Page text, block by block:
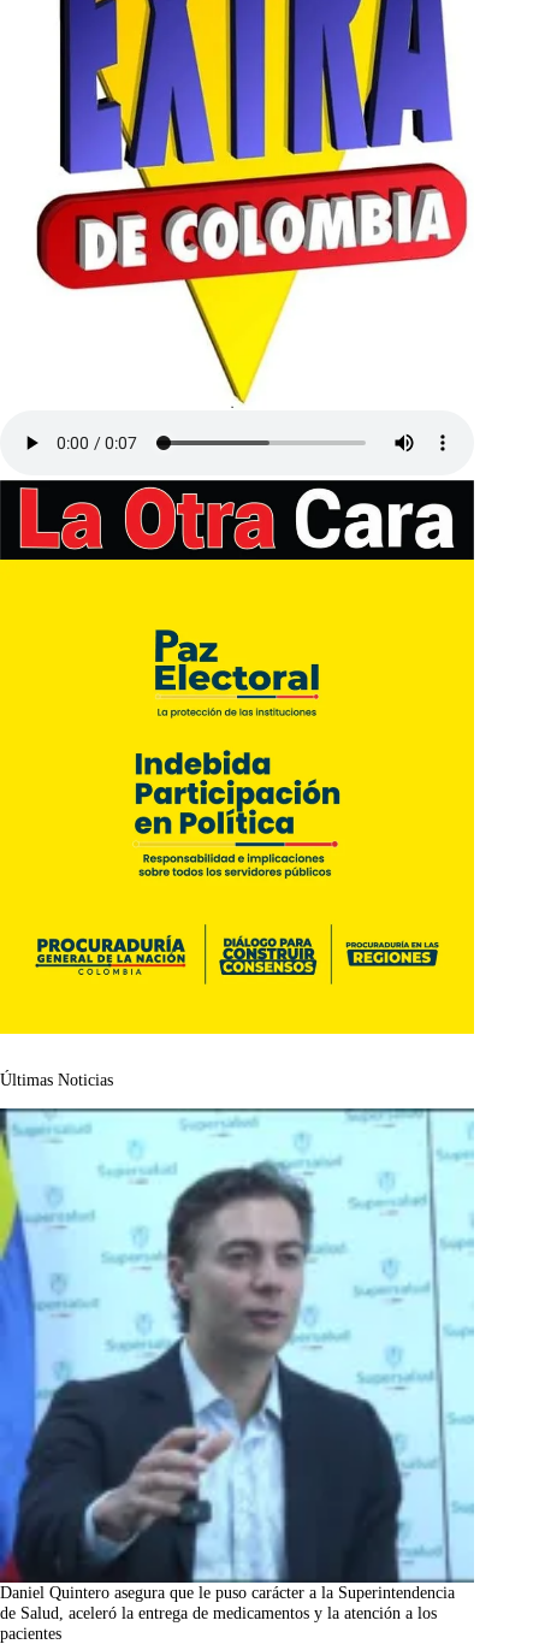
Últimas Noticias
Daniel Quintero asegura que le puso carácter a la Superintendencia
de Salud, aceleró la entrega de medicamentos y la atención a los
pacientes